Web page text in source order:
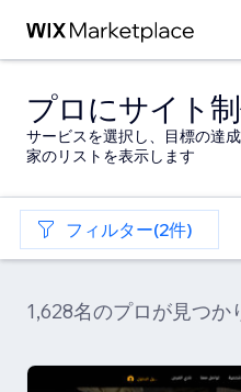
プロにサイト
サービスを選択し、目標の達
家のリストを表示します
フィルター(2件)
1,628名のプロが見つか